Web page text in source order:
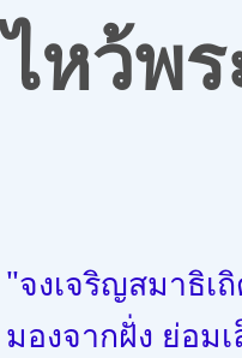
ไหว้พ
"จงเจริญสมาธิเ
มองจากฝั่ง ย่อม